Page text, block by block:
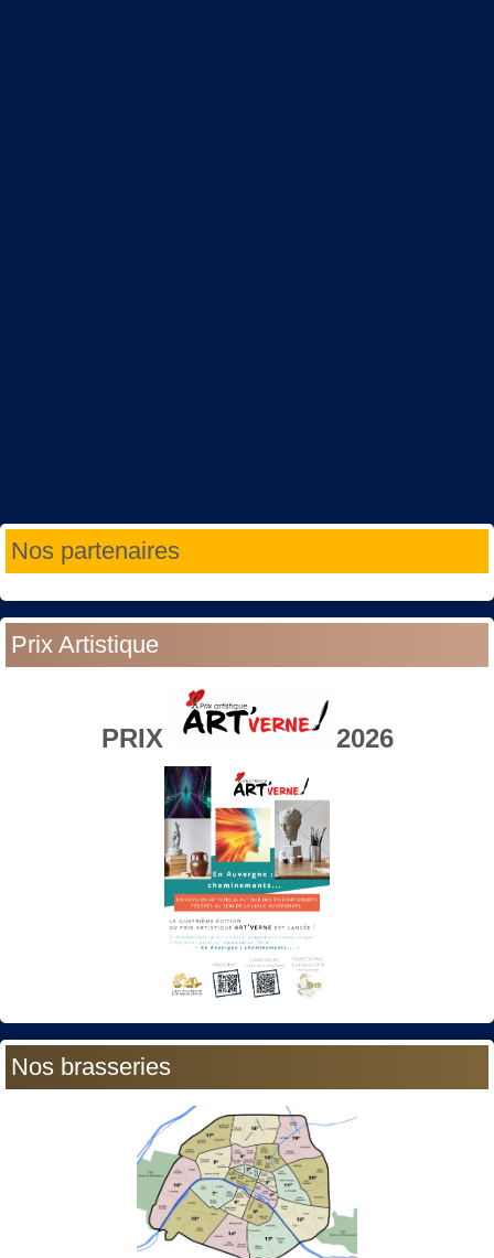
Nos partenaires
Prix Artistique
PRIX 2026
Nos brasseries
Année
précédente
Mois
précédent
Année
suivante
Mois
suivant